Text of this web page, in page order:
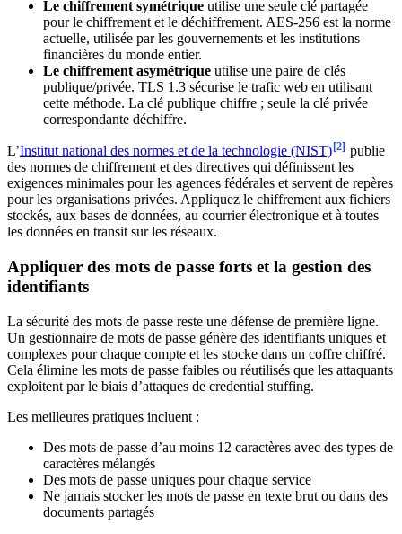
Le chiffrement symétrique utilise une seule clé partagée
pour le chiffrement et le déchiffrement. AES-256 est la norme
actuelle, utilisée par les gouvernements et les institutions
financières du monde entier.
Le chiffrement asymétrique utilise une paire de clés
publique/privée. TLS 1.3 sécurise le trafic web en utilisant
cette méthode. La clé publique chiffre ; seule la clé privée
correspondante déchiffre.
L’Institut national des normes et de la technologie (NIST) [2] publie
des normes de chiffrement et des directives qui définissent les
exigences minimales pour les agences fédérales et servent de repères
pour les organisations privées. Appliquez le chiffrement aux fichiers
stockés, aux bases de données, au courrier électronique et à toutes
les données en transit sur les réseaux.
Appliquer des mots de passe forts et la gestion des
identifiants
La sécurité des mots de passe reste une défense de première ligne.
Un gestionnaire de mots de passe génère des identifiants uniques et
complexes pour chaque compte et les stocke dans un coffre chiffré.
Cela élimine les mots de passe faibles ou réutilisés que les attaquants
exploitent par le biais d’attaques de credential stuffing.
Les meilleures pratiques incluent :
Des mots de passe d’au moins 12 caractères avec des types de
caractères mélangés
Des mots de passe uniques pour chaque service
Ne jamais stocker les mots de passe en texte brut ou dans des
documents partagés